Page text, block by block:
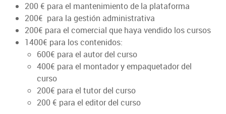
200 € para el mantenimiento de la plataforma
200€ para la gestión administrativa
200€ para el comercial que haya vendido los cursos
1400€ para los contenidos:
600€ para el autor del curso
400€ para el montador y empaquetador del
curso
200€ para el tutor del curso
200 € para el editor del curso